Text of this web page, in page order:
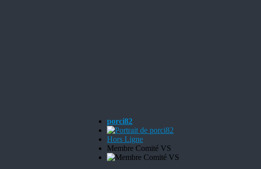
porci82
Hors Ligne
Membre Comité VS